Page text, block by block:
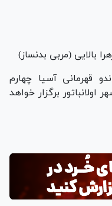
بالایی (مربی بدنساز)
قهرمانی آسیا چهارم
اولانباتور برگزار خواهد